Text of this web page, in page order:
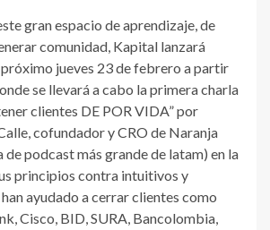
gran espacio de aprendizaje, de
comunidad, Kapital lanzará
jueves 23 de febrero a partir
se llevará a cabo la primera charla
clientes DE POR VIDA” por
cofundador y CRO de Naranja
de podcast más grande de latam) en la
principios contra intuitivos y
ayudado a cerrar clientes como
Cisco, BID, SURA, Bancolombia,